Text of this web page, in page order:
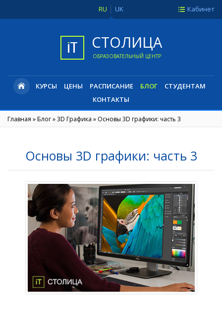
RU UK Кабинет
СТОЛИЦА
ОБРАЗОВАТЕЛЬНЫЙ ЦЕНТР
КУРСЫ ЦЕНЫ РАСПИСАНИЕ БЛОГ
СТУДЕНТАМ
КОНТАКТЫ
Главная »Блог»3D Графика » Основы 3D графики: часть 3
Основы 3D графики: часть 3